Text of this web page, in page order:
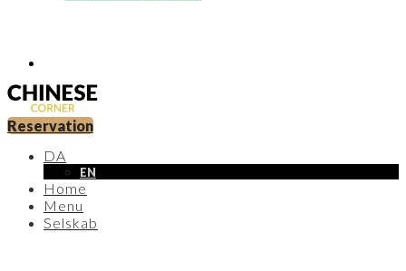
Reservation
DA
EN
Home
Menu
Selskab